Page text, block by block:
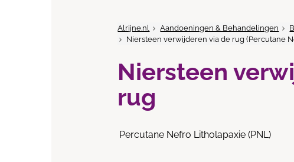
Alrijne.nl Aandoeningen & Behandelingen
Niersteen verwijderen via de rug (Percutane
Niersteen
rug
Percutane Nefro Litholapaxie (PNL)